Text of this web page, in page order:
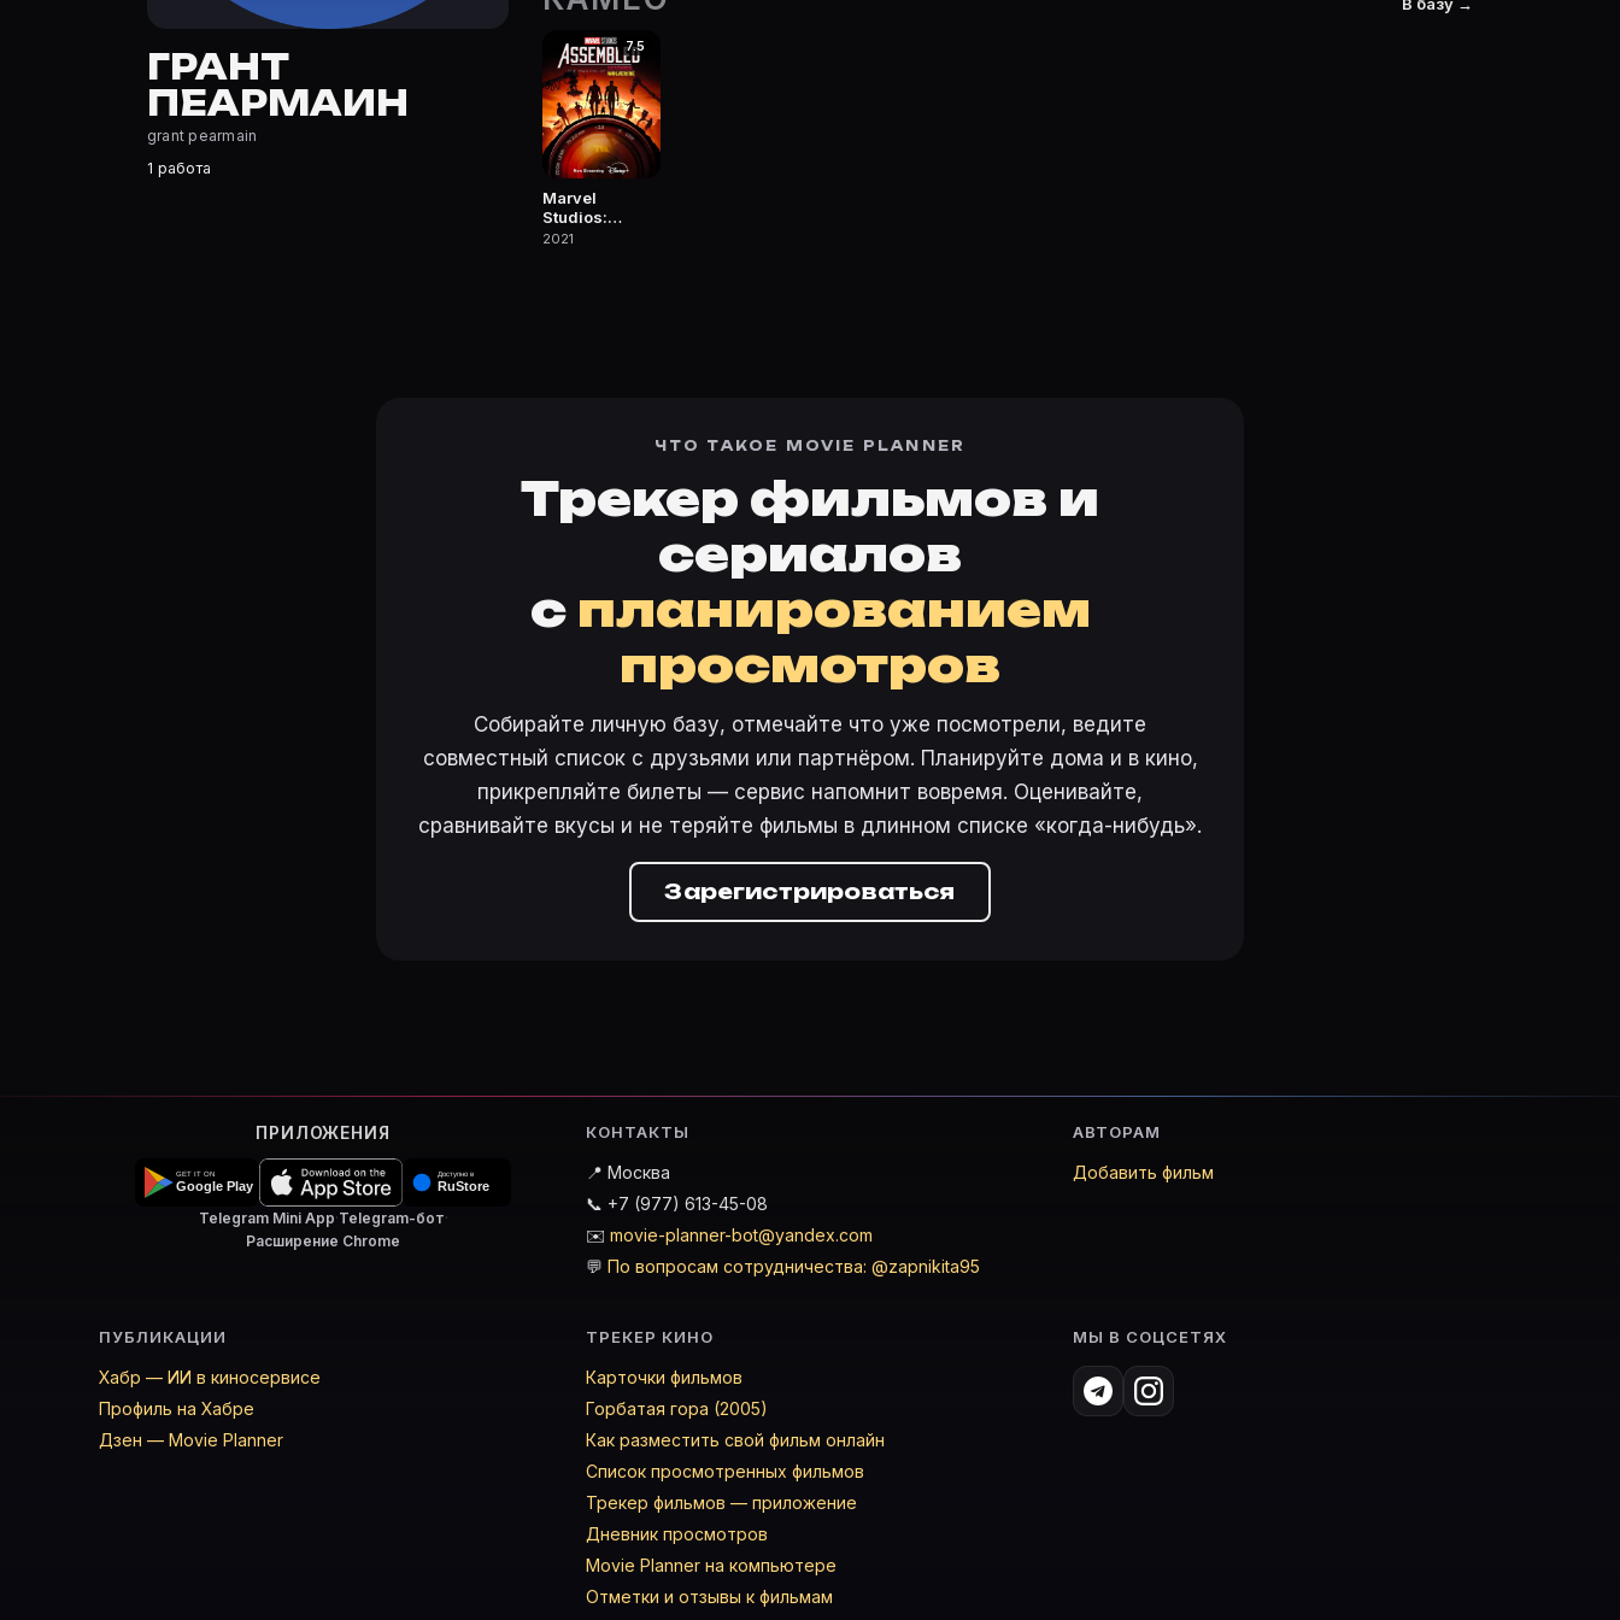
Где открыть фильмографию Грант Пеармаин?
На Movie Planner: https://movie-planner.ru/s/7149025 — фильмы, сериалы, роли и фото.
ГРАНТ
ПЕАРМАИН
grant pearmain
1 работа
7.5
Marvel
Studios:
Общий сбор
2021
ЧТО ТАКОЕ MOVIE PLANNER
Трекер фильмов и
сериалов
с планированием
просмотров
Собирайте личную базу, отмечайте что уже посмотрели, ведите
совместный список с друзьями или партнёром. Планируйте дома и в кино,
прикрепляйте билеты — сервис напомнит вовремя. Оценивайте,
сравнивайте вкусы и не теряйте фильмы в длинном списке «когда-нибудь».
Зарегистрироваться
ПРИЛОЖЕНИЯ
Telegram Mini App·Telegram-бот·
Расширение Chrome
КОНТАКТЫ
📍 Москва
📞 +7 (977) 613-45-08
✉️ movie-planner-bot@yandex.com
💬 По вопросам сотрудничества: @zapnikita95
АВТОРАМ
Добавить фильм
ПУБЛИКАЦИИ
Хабр — ИИ в киносервисе
Профиль на Хабре
Дзен — Movie Planner
ТРЕКЕР КИНО
Карточки фильмов
Горбатая гора (2005)
Как разместить свой фильм онлайн
Список просмотренных фильмов
Трекер фильмов — приложение
Дневник просмотров
Movie Planner на компьютере
Отметки и отзывы к фильмам
МЫ В СОЦСЕТЯХ